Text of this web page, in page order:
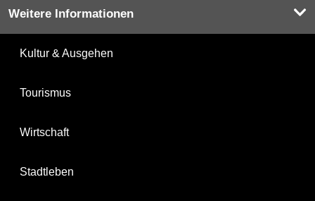
Weitere Informationen
Kultur & Ausgehen
Tourismus
Wirtschaft
Stadtleben